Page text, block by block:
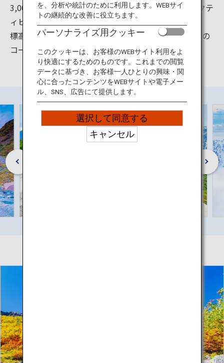
3,000mを越える山々が連なる壮大な絶景や植物、アクテ
ィビティを楽しめます。
標高が高く一見険しく見える山々ですが、初心者向けの
コースもあるので経験に合わせて登山もできます。
を、分析や統計のために利用します。WEBサイ
トの継続的な改善に役立ちます。
パーソナライズ用クッキー
このクッキーは、お客様のWEBサイト利用をよ
り快適にするためのものです。これまでの閲覧
データに基づき、お客様一人ひとりの興味・関
心に合ったコンテンツをWEBサイトや電子メー
ル、SNS、広告にて提供します。
選択して同意する
キャンセル